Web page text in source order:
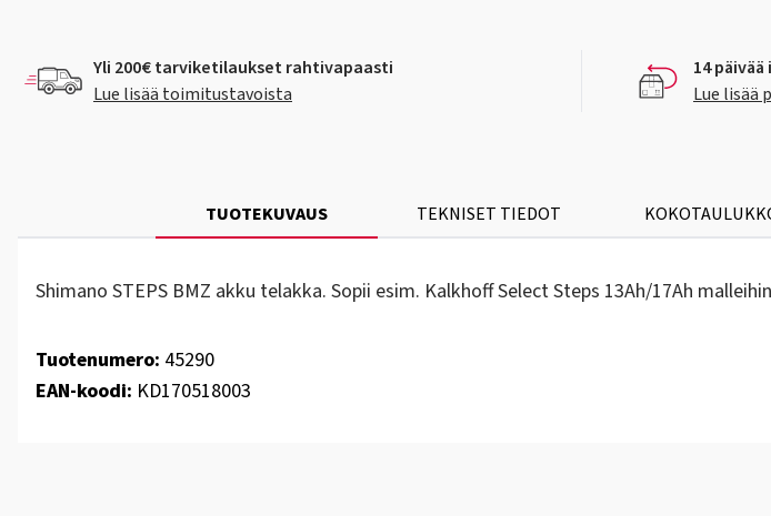
Yli 200€ tarviketilaukset rahtivapaasti
Lue lisää toimitustavoista
14
Lue lisää
TUOTEKUVAUS TEKNISET TIEDOT
Shimano STEPS BMZ akku telakka. Sopii esim. Kalkhoff Select Steps 13Ah/17Ah
Tuotenumero: 45290
EAN-koodi: KD170518003